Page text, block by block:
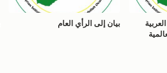
بيان إلى الرأي العام